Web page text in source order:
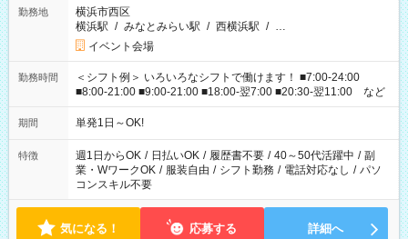
勤務地
横浜市西区
横浜駅 / みなとみらい駅 / 西横浜駅 / …
イベント会場
勤務時間
＜シフト例＞ いろいろなシフトで働けます！ ■7:00-24:00
■8:00-21:00 ■9:00-21:00 ■18:00-翌7:00 ■20:30-翌11:00 など
期間 単発1日～OK!
特徴 週1日からOK / 日払いOK / 履歴書不要 / 40～50代活躍中 / 副
業・WワークOK / 服装自由 / シフト勤務 / 電話対応なし / パソ
コンスキル不要
気になる！ 応募する 詳細へ